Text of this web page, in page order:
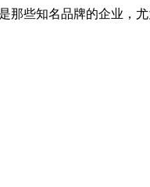
些知名品牌的企业，